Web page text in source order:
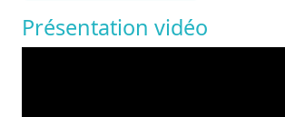
Présentation vidéo